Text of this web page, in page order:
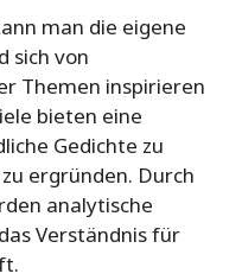
man die eigene
sich von
Themen inspirieren
bieten eine
Gedichte zu
ergründen. Durch
analytische
Verständnis für